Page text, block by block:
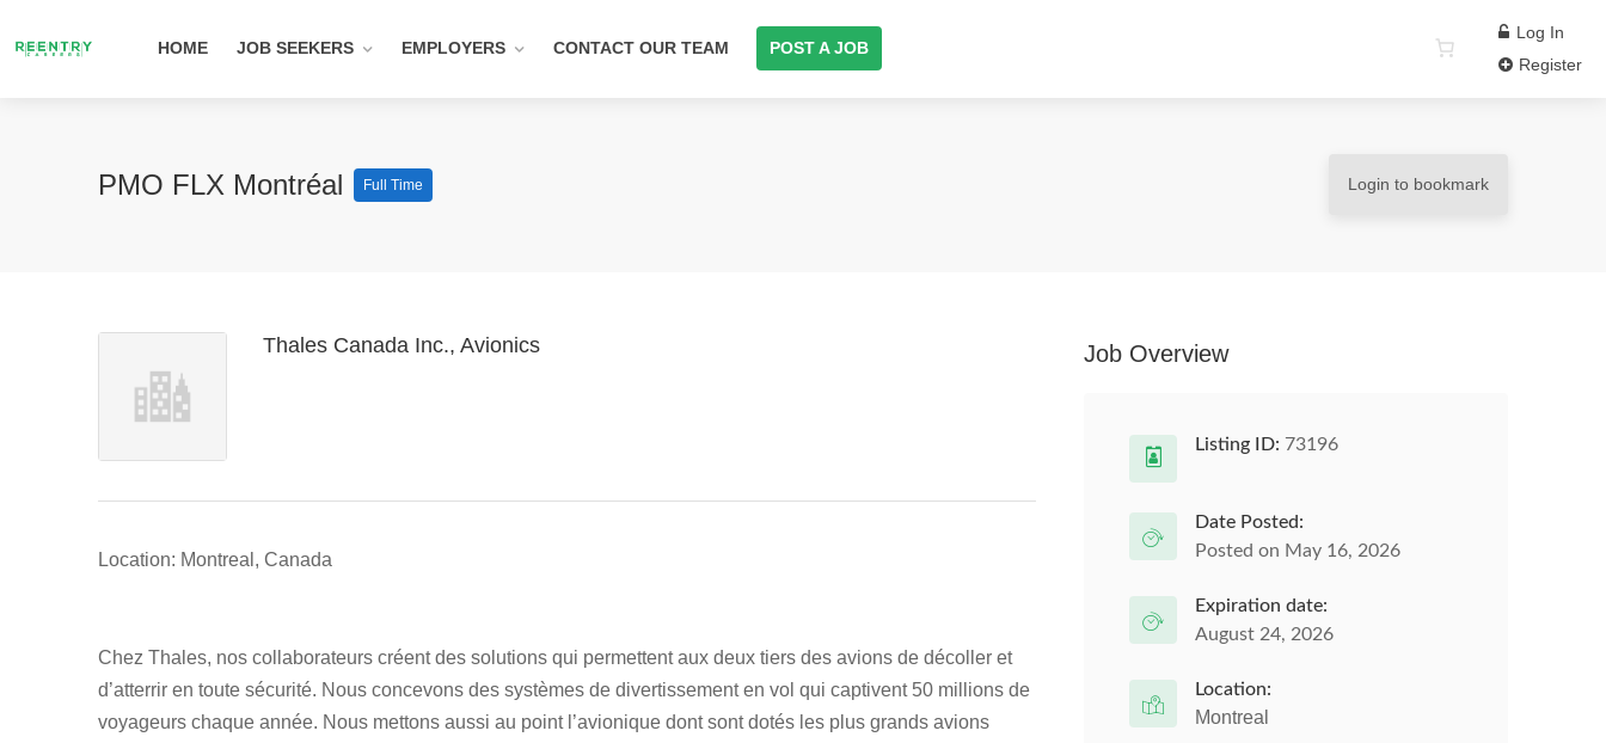
HOME JOB SEEKERS EMPLOYERS CONTACT OUR TEAM POST A JOB
Log In
Register
PMO FLX Montréal Full Time Login to bookmark
Thales Canada Inc., Avionics
Location: Montreal, Canada
Chez Thales, nos collaborateurs créent des solutions qui permettent aux deux tiers des avions de décoller et
d’atterrir en toute sécurité. Nous concevons des systèmes de divertissement en vol qui captivent 50 millions de
voyageurs chaque année. Nous mettons aussi au point l’avionique dont sont dotés les plus grands avions
Job Overview
Listing ID: 73196
Date Posted:
Posted on May 16, 2026
Expiration date:
August 24, 2026
Location:
Montreal